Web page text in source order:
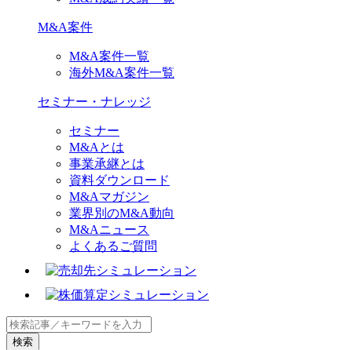
M&A案件
M&A案件一覧
海外M&A案件一覧
セミナー・ナレッジ
セミナー
M&Aとは
事業承継とは
資料ダウンロード
M&Aマガジン
業界別のM&A動向
M&Aニュース
よくあるご質問